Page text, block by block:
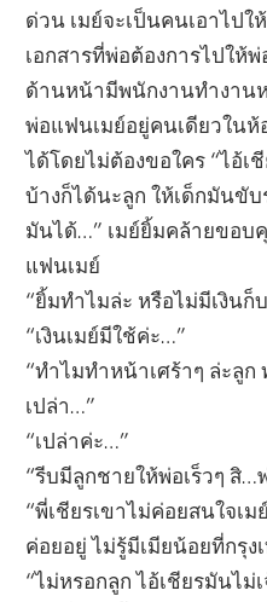
ด่วน เมย์จะเป็นคนเอาไปใ
เอกสารที่พ่อต้องการไปให้
ด้านหน้ามีพนักงานทำงาน
พ่อแฟนเมย์อยู่คนเดียวในห้
ได้โดยไม่ต้องขอใคร “ไอ้เ
บ้างก็ได้นะลูก ให้เด็กมันขั
มันได้…” เมย์ยิ้มคล้ายขอบ
แฟนเมย์
“ยิ้มทำไมล่ะ หรือไม่มีเงิน
“เงินเมย์มีใช้ค่ะ…”
“ทำไมทำหน้าเศร้าๆ ล่ะลูก
เปล่า…”
“เปล่าค่ะ…”
“รีบมีลูกชายให้พ่อเร็วๆ สิ
“พี่เชียรเขาไม่ค่อยสนใจเ
ค่อยอยู่ ไม่รู้มีเมียน้อยที่กรุง
“ไม่หรอกลูก ไอ้เชียรมันไม่